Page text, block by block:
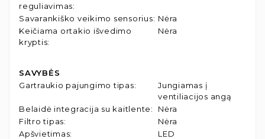
reguliavimas:
Savarankiško veikimo sensorius: Nėra
Keičiama ortakio išvedimo
kryptis:
Nėra
SAVYBĖS
Gartraukio pajungimo tipas:
Jungiamas į
ventiliacijos angą
Belaidė integracija su kaitlente:
Nėra
Filtro tipas:
Nėra
Apšvietimas:
LED